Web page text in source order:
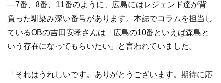
―7番、8番、11番のように、広島にはレジェンド達が背
負った馴染み深い番号があります。本誌でコラムを担当し
ているOBの吉田安孝さんは「広島の10番といえば森島と
いう存在になってもらいたい」と言われていました。
「それはうれしいです。ありがとうございます。期待に応